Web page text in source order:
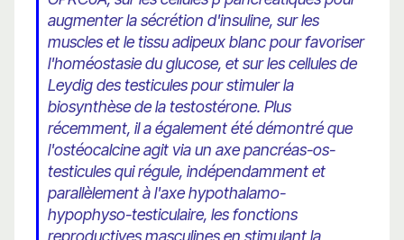
augmenter la sécrétion d'insuline, sur les
muscles et le tissu adipeux blanc pour favoriser
l'homéostasie du glucose, et sur les cellules de
Leydig des testicules pour stimuler la
biosynthèse de la testostérone. Plus
récemment, il a également été démontré que
l'ostéocalcine agit via un axe pancréas-os-
testicules qui régule, indépendamment et
parallèlement à l'axe hypothalamo-
hypophyso-testiculaire, les fonctions
reproductives masculines en stimulant la